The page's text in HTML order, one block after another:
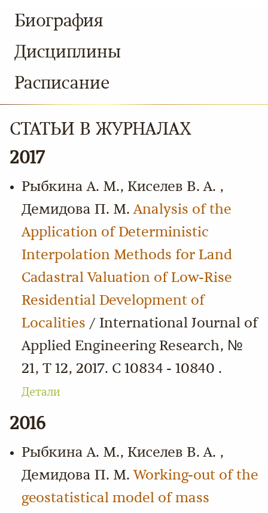
Биография
Дисциплины
Расписание
СТАТЬИ В ЖУРНАЛАХ
2017
Рыбкина А. М., Киселев В. А. ,
Демидова П. М.Analysis of the
Application of Deterministic
Interpolation Methods for Land
Cadastral Valuation of Low-Rise
Residential Development of
Localities / International Journal of
Applied Engineering Research, №
21, Т 12, 2017. С 10834 - 10840 .
Детали
2016
Рыбкина А. М., Киселев В. А. ,
Демидова П. М. Working-out of the
geostatistical model of mass